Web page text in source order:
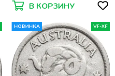
В КОРЗИНУ
НОВИНКА VF-XF